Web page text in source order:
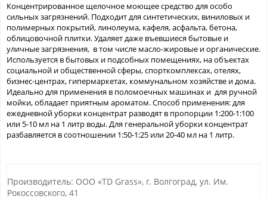
Концентрированное щелочное моющее средство для особо
сильных загрязнений. Подходит для синтетических, виниловых и
полимерных покрытий, линолеума, кафеля, асфальта, бетона,
облицовочной плитки. Удаляет даже въевшиеся бытовые и
уличные загрязнения, в том числе масло-жировые и органические.
Используется в бытовых и подсобных помещениях, на объектах
социальной и общественной сферы, спорткомплексах, отелях,
бизнес-центрах, гипермаркетах, коммунальном хозяйстве и дома.
Идеально для применения в поломоечных машинах и для ручной
мойки, обладает приятным ароматом. Способ применения: для
ежедневной уборки концентрат разводят в пропорции 1:200-1:100
или 5-10 мл на 1 литр воды. Для генеральной уборки концентрат
разбавляется в соотношении 1:50-1:25 или 20-40 мл на 1 литр.
Производитель: ООО «TD Grass», г. Волгоград, ул. Им.
Рокоссовского, 41